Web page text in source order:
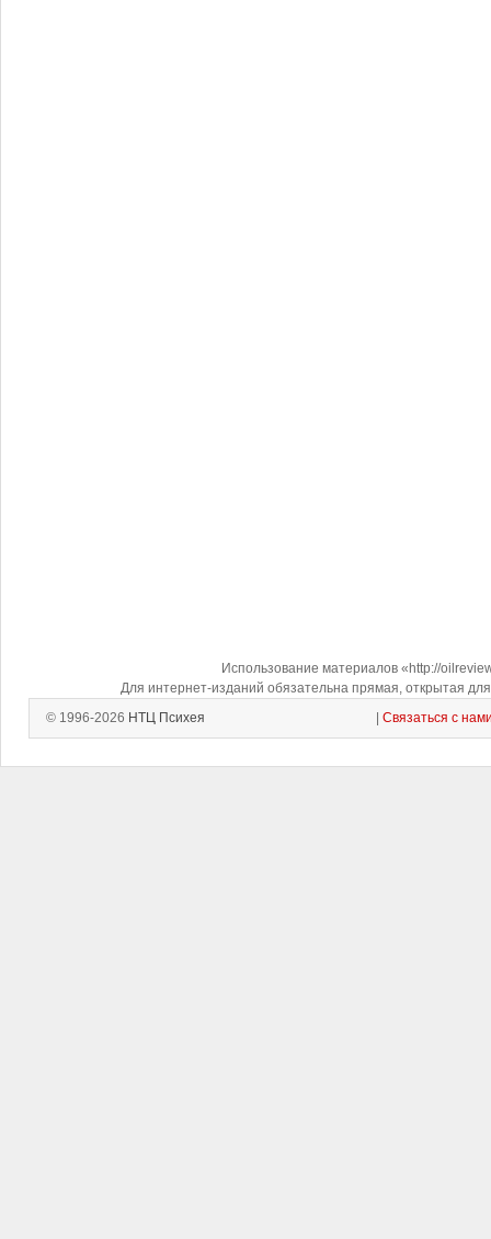
Использование материалов «http://
Для интернет-изданий обязательна прямая, открытая
© 1996-2026 НТЦ Психея Связаться с